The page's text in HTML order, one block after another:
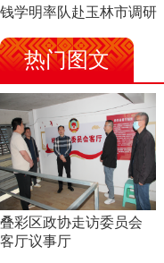
钱学明率队赴玉林市调研
热门图文
叠彩区政协走访委员会
客厅议事厅